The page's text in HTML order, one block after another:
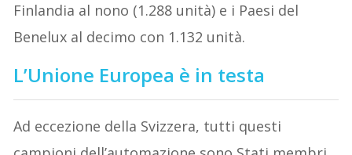
Finlandia al nono (1.288 unità) e i Paesi del
Benelux al decimo con 1.132 unità.
L’Unione Europea è in testa
Ad eccezione della Svizzera, tutti questi